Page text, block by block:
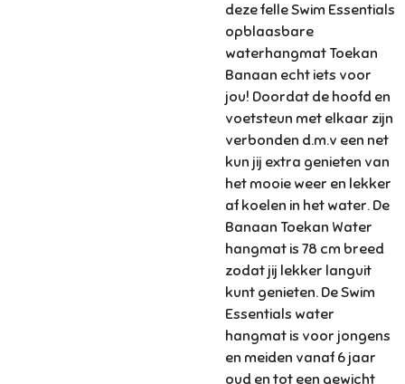
deze felle Swim Essentials
opblaasbare
waterhangmat Toekan
Banaan echt iets voor
jou! Doordat de hoofd en
voetsteun met elkaar zijn
verbonden d.m.v een net
kun jij extra genieten van
het mooie weer en lekker
af koelen in het water. De
Banaan Toekan Water
hangmat is 78 cm breed
zodat jij lekker languit
kunt genieten. De Swim
Essentials water
hangmat is voor jongens
en meiden vanaf 6 jaar
oud en tot een gewicht